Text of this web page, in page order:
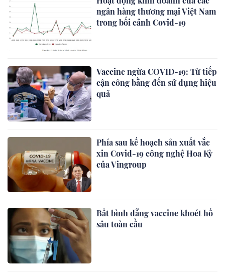
ngân hàng thương mại Việt Nam
trong bối cảnh Covid-19
Vaccine ngừa COVID-19: Từ tiếp
cận công bằng đến sử dụng hiệu
quả
Phía sau kế hoạch sản xuất vắc
xin Covid-19 công nghệ Hoa Kỳ
của Vingroup
Bất bình đẳng vaccine khoét hố
sâu toàn cầu